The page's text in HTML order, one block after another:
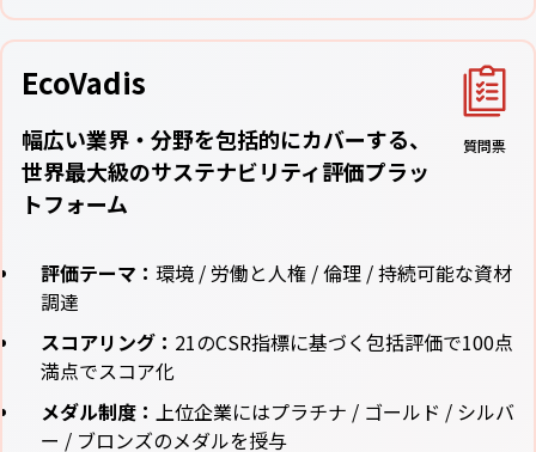
EcoVadis
幅広い業界・分野を包括的にカバーする、
世界最大級のサステナビリティ評価プラッ
トフォーム
質問票
評価テーマ： 環境 / 労働と人権 / 倫理 / 持続可能な資材
調達
スコアリング： 21のCSR指標に基づく包括評価で100点
満点でスコア化
メダル制度： 上位企業にはプラチナ / ゴールド / シルバ
ー / ブロンズのメダルを授与